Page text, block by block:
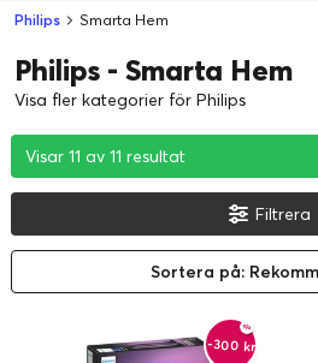
Philips Smarta Hem
Philips - Smarta Hem
Visa fler kategorier för Philips
Visar 11 av 11 resultat
Visar 11 av 11 resultat
Visar 11 av 11 resultat
Filtrera
Sortera på:
-300 kr